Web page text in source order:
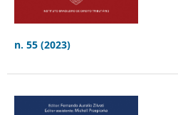
n. 55 (2023)